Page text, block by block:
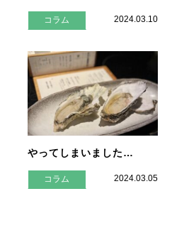
コラム 2024.03.10
やってしまいました…
コラム 2024.03.05